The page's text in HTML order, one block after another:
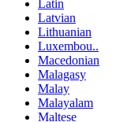
Latin
Latvian
Lithuanian
Luxembou..
Macedonian
Malagasy
Malay
Malayalam
Maltese